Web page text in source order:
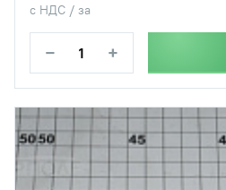
с НДС / за
− +